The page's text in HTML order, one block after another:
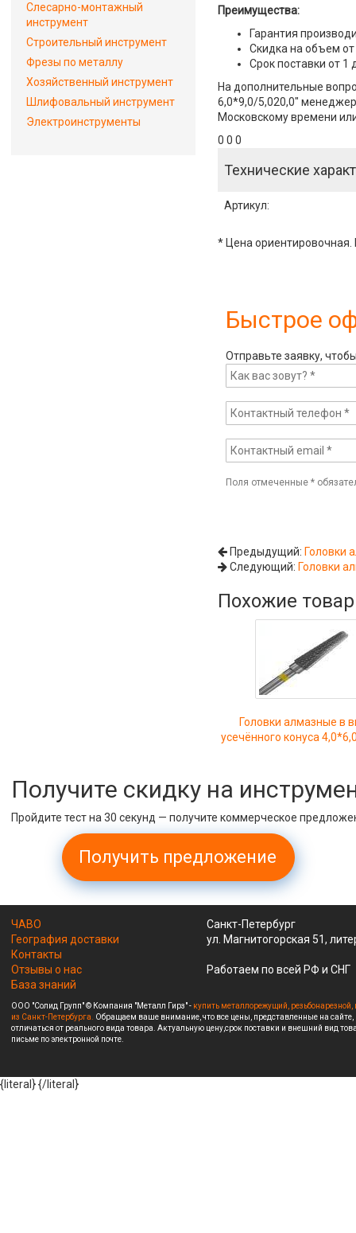
Преимущества:
Гарантия
Скидка на объем от
Срок поставки от 1
На дополнительные
6,0*9,0/5,020,0" менеджер
Московскому времени
0 0 0
Технические
Артикул:
* Цена ориентировочная.
Быстрое
Отправьте заявку,
Поля отмеченные*
Предыдущий: Головки
Следующий: Головки
Похожие
Головки алмазные в
усечённого конуса
Слесарно-монтажный
инструмент
Строительный инструмент
Фрезы по металлу
Хозяйственный инструмент
Шлифовальный инструмент
Электроинструменты
Получите скидку на
Пройдите тест на 30 секунд — получите коммерческое
Получить предложение
ЧАВО
География доставки
Контакты
Отзывы о нас
База знаний
Санкт-Петербург
ул. Магнитогорская 51,
Работаем по всей РФ и СНГ
ООО "Солид Групп" © Компания "Металл Гирз" - купить металлорежущий,
из Санкт-Петербурга. Обращаем ваше внимание, что все цены, представленные на
отличаться от реального вида товара. Актуальную цену,срок поставки и внешний вид
письме по электронной почте.
{literal}{/literal}